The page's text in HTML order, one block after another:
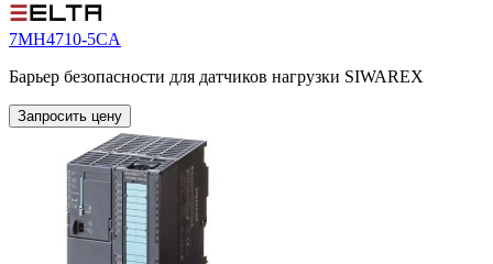
7MH4710-5CA
Барьер безопасности для датчиков нагрузки SIWAREX
Запросить цену